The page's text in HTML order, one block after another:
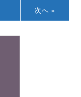
次へ »